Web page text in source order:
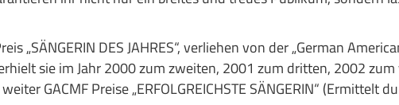
„SÄNGERIN DES JAHRES“, verliehen von der „German
sie im Jahr 2000 zum zweiten, 2001 zum dritten, 2002
GACMF Preise „ERFOLGREICHSTE SÄNGERIN“ (Ermittelt